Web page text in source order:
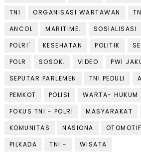
TNI
ORGANISASI WARTAWAN
ANCOL
MARITIME. SOSIALISASI
POLRI'
KESEHATAN POLITIK
POLR
SOSOK. VIDEO
PWI
SEPUTAR PARLEMEN
TNI PEDULI
PEMKOT
POLISI
WARTA- HUKUM
FOKUS TNI - POLRI
MASYARAKAT
KOMUNITAS
NASIONA OTOMOTIF
PILKADA
TNI - WISATA